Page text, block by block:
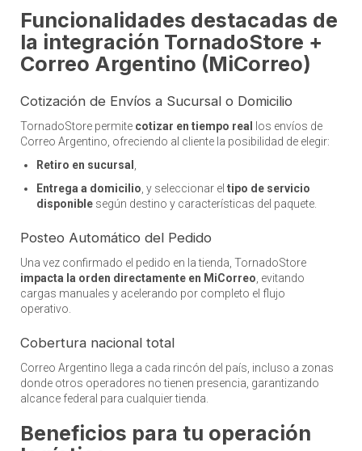
Funcionalidades destacadas de
la integración TornadoStore +
Correo Argentino (MiCorreo)
Cotización de Envíos a Sucursal o Domicilio
TornadoStore permite cotizar en tiempo real
los envíos de
Correo Argentino, ofreciendo al cliente la posibilidad de elegir:
Retiro en sucursal ,
Entrega a domicilio, y seleccionar el tipo de servicio
disponible según destino y características del paquete.
Posteo Automático del Pedido
Una vez confirmado el pedido en la tienda, TornadoStore
impacta la orden directamente en MiCorreo, evitando
cargas manuales y acelerando por completo el flujo
operativo.
Cobertura nacional total
Correo Argentino llega a cada rincón del país, incluso a zonas
donde otros operadores no tienen presencia, garantizando
alcance federal para cualquier tienda.
Beneficios para tu operación